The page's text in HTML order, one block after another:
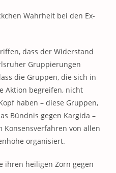
Wahrheit bei den Ex-
dass der Widerstand
Gruppierungen
die Gruppen, die sich in
Aktion begreifen, nicht
haben – diese Gruppen,
Bündnis gegen Kargida –
Konsensverfahren von allen
organisiert.
ihren heiligen Zorn gegen